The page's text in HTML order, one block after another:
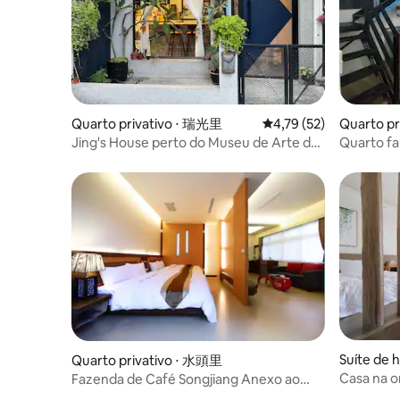
Quarto privativo ⋅ 瑞光里 4,79 de uma avaliação
4,79 (52)
Jing's House perto do Museu de Arte de
espetáculos, Universidade de
Pingtung/banheiro
compartilhado/cozinha compartilhada_
Quarto
nship
Quarto
pessoas.
Quarto privativo ⋅ 水頭里
Fazenda de Café Songjiang Anexo ao
Suíte de
Casa na